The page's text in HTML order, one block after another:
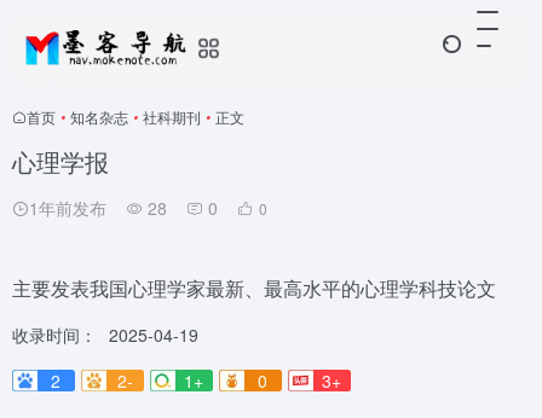
首页 • 知名杂志 • 社科期刊 • 正文
心理学报
1年前发布 28 0 0
主要发表我国心理学家最新、最高水平的心理学科技论文
收录时间：
2025-04-19
2
2- 1+ 0 3+